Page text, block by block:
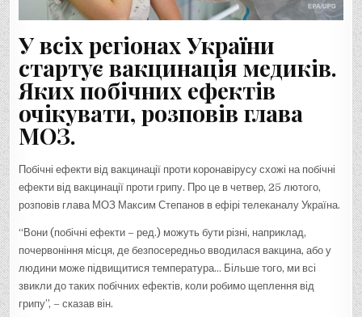
У всіх регіонах України
стартує вакцинація медиків.
Яких побічних ефектів
очікувати, розповів глава
МОЗ.
Побічні ефекти від вакцинації проти коронавірусу схожі на побічні
ефекти від вакцинації проти грипу. Про це в четвер, 25 лютого,
розповів глава МОЗ Максим Степанов в ефірі телеканалу Україна.
“Вони (побічні ефекти – ред.) можуть бути різні, наприклад,
почервоніння місця, де безпосередньо вводилася вакцина, або у
людини може підвищитися температура… Більше того, ми всі
звикли до таких побічних ефектів, коли робимо щеплення від
грипу”, – сказав він.